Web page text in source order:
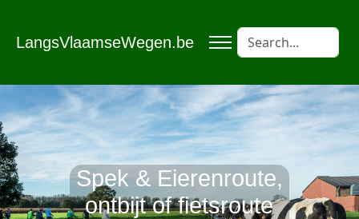
LangsVlaamseWegen.be
Spek & Eierenroute,
ontbijt of fietsroute